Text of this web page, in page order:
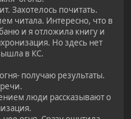
Захотелось почитать.
читала. Интересно, что в
и я отложила книгу и
Но здесь нет
в КС.
получаю результаты.
люди рассказывают о